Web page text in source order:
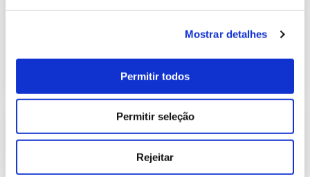
Mostrar detalhes
Permitir todos
Permitir seleção
Rejeitar
Publicação com periodicidade mensal, com
informação sobre Eletricidade
Previsão do Consumo de Energia
Elétrica de abril de 2025
Publicação com periodicidade mensal, com
informação sobre Eletricidade